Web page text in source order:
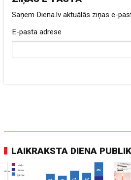
Saņem Diena.lv aktuālās ziņas e-
E-pasta adrese
LAIKRAKSTA DIENA